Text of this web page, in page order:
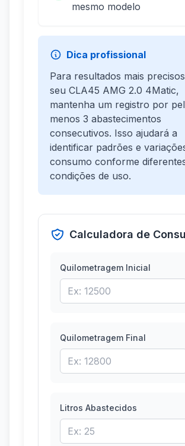
mesmo modelo
Dica profissional
Para resultados mais
seu CLA45 AMG 2.0 4Matic,
mantenha um registro por
menos 3 abastecimentos
consecutivos. Isso ajudará a
identificar padrões e
consumo conforme
condições de uso.
Calculadora de
Quilometragem Inicial
Quilometragem Final
Litros Abastecidos